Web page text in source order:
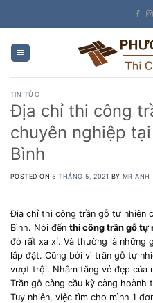
TIN TỨC
Địa chỉ thi công
chuyên nghiệp
Bình
POSTED ON5 THÁNG 5, 2021 BY MR ANH
Địa chỉ thi công trần gỗ tự nhiên
Bình. Nói đến thi công trần gỗ tự
đó rất xa xỉ. Và thường là những
lắp đặt. Cũng bởi vì trần gỗ tự
vượt trội. Nhằm tăng vẻ đẹp của
Trần gỗ càng cầu kỳ càng hoành
Tuy nhiên, việc tìm cho mình 1